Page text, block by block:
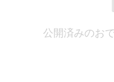
公開済みのお